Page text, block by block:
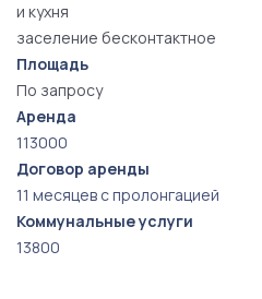
и кухня
заселение бесконтактное
Площадь
По запросу
Аренда
113000
Договор аренды
11 месяцев с пролонгацией
Коммунальные услуги
13800